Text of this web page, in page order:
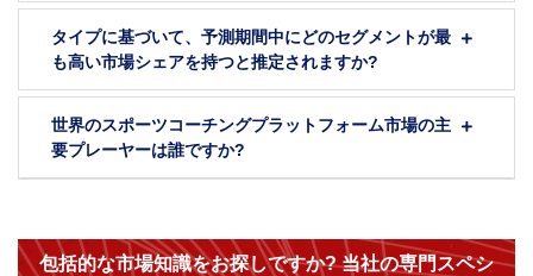
タイプに基づいて、予測期間中にどのセグメントが最
も高い市場シェアを持つと推定されますか?
世界のスポーツコーチングプラットフォーム市場の主
要プレーヤーは誰ですか?
包括的な市場知識をお探しですか? 当社の専門スペシ